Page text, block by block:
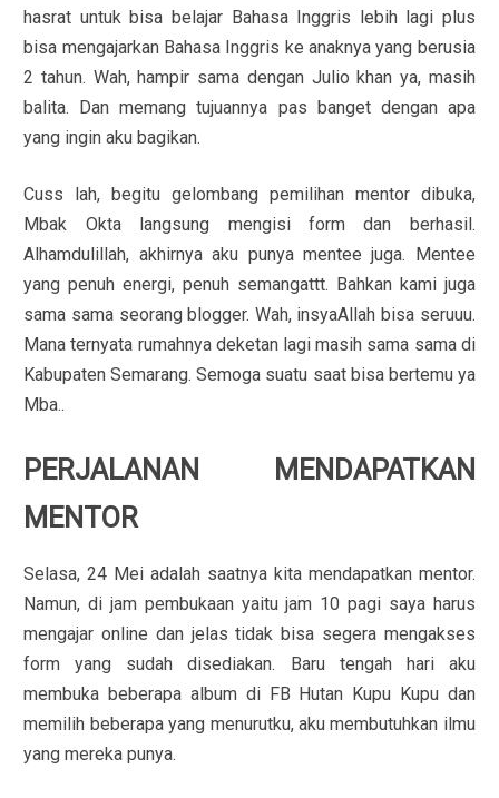
hasrat untuk bisa belajar Bahasa Inggris lebih lagi plus
bisa mengajarkan Bahasa Inggris ke anaknya yang berusia
2 tahun. Wah, hampir sama dengan Julio khan ya, masih
balita. Dan memang tujuannya pas banget dengan apa
yang ingin aku bagikan.
Cuss lah, begitu gelombang pemilihan mentor dibuka,
Mbak Okta langsung mengisi form dan berhasil.
Alhamdulillah, akhirnya aku punya mentee juga. Mentee
yang penuh energi, penuh semangattt. Bahkan kami juga
sama sama seorang blogger. Wah, insyaAllah bisa seruuu.
Mana ternyata rumahnya deketan lagi masih sama sama di
Kabupaten Semarang. Semoga suatu saat bisa bertemu ya
Mba..
PERJALANAN MENDAPATKAN
MENTOR
Selasa, 24 Mei adalah saatnya kita mendapatkan mentor.
Namun, di jam pembukaan yaitu jam 10 pagi saya harus
mengajar online dan jelas tidak bisa segera mengakses
form yang sudah disediakan. Baru tengah hari aku
membuka beberapa album di FB Hutan Kupu Kupu dan
memilih beberapa yang menurutku, aku membutuhkan ilmu
yang mereka punya.